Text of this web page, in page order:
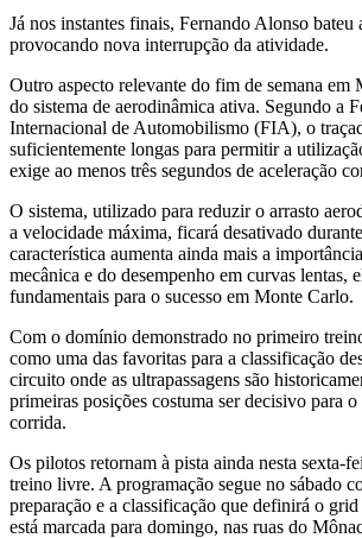
Já nos instantes finais, Fernando Alonso bateu
provocando nova interrupção da atividade.
Outro aspecto relevante do fim de semana em
do sistema de aerodinâmica ativa. Segundo a
Internacional de Automobilismo (FIA), o
suficientemente longas para permitir a
exige ao menos três segundos de aceleração
O sistema, utilizado para reduzir o arrasto
a velocidade máxima, ficará desativado
característica aumenta ainda mais a
mecânica e do desempenho em curvas lentas,
fundamentais para o sucesso em Monte Carlo.
Com o domínio demonstrado no primeiro
como uma das favoritas para a classificação
circuito onde as ultrapassagens são
primeiras posições costuma ser decisivo para
corrida.
Os pilotos retornam à pista ainda nesta sexta-
treino livre. A programação segue no sábado
preparação e a classificação que definirá o
está marcada para domingo, nas ruas do